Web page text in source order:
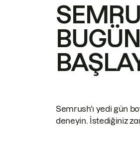
BUGÜN
Semrush'ı yedi gün
deneyin. İstediğiniz